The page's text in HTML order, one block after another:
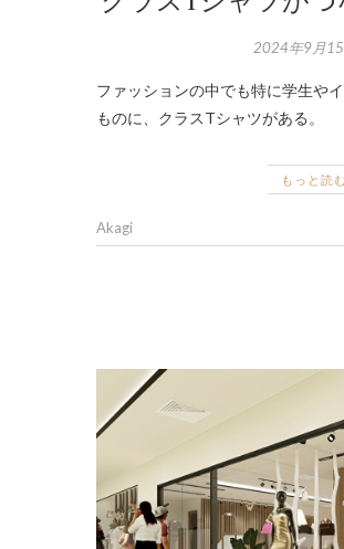
2024年9月
ファッションの中でも特に学生や
ものに、クラスTシャツがある。
もっと読
Akagi